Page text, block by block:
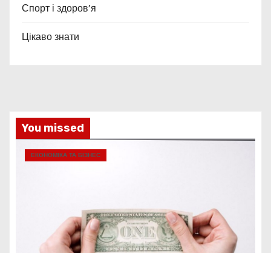
Спорт і здоров’я
Цікаво знати
You missed
ЕКОНОМІКА ТА БІЗНЕС